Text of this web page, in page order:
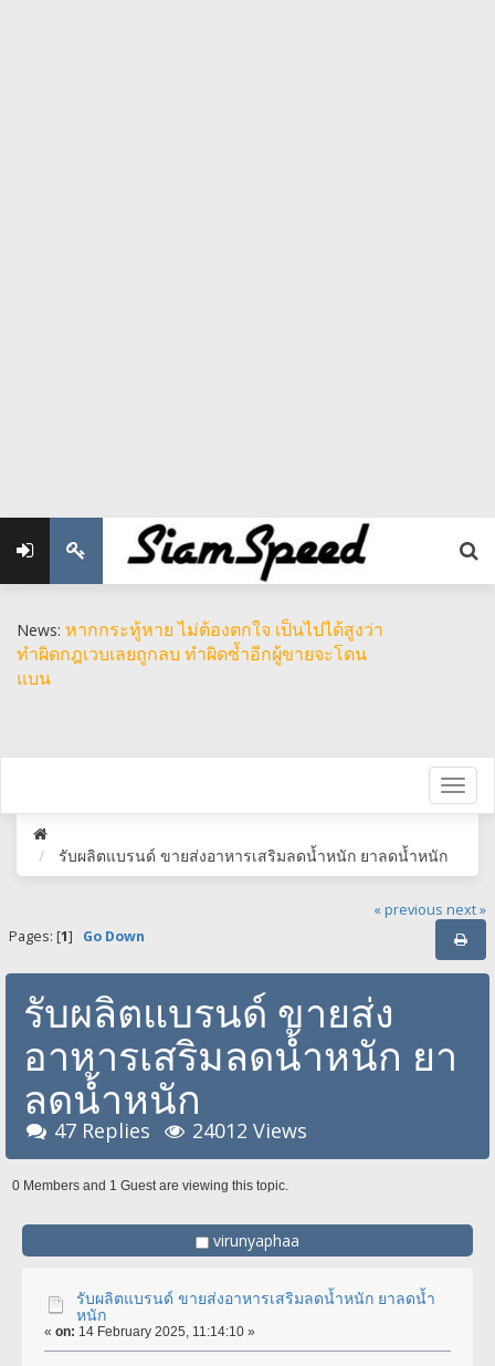
News: หากกระทู้หาย ไม่ต้องตกใจ เป็นไปได้สูงว่า
ทำผิดกฎเวบเลยถูกลบ ทำผิดซ้ำอีกผู้ขายจะโดน
แบน
รับผลิตแบรนด์ ขายส่งอาหารเสริมลดน้ำหนัก ยาลดน้ำหนัก
« previous next »
Pages: [1] Go Down
รับผลิตแบรนด์ ขายส่ง
อาหารเสริมลดน้ำหนัก ยา
ลดน้ำหนัก
47 Replies 24012 Views
0 Members and 1 Guest are viewing this topic.
virunyaphaa
รับผลิตแบรนด์ ขายส่งอาหารเสริมลดน้ำหนัก ยาลดน้ำ
หนัก
« on: 14 February 2025, 11:14:10 »